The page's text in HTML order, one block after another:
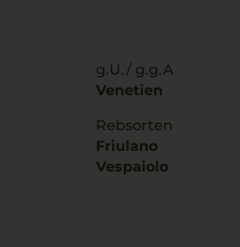
g.U./ g.g.A
Venetien
Rebsorten
Friulano
Vespaiolo